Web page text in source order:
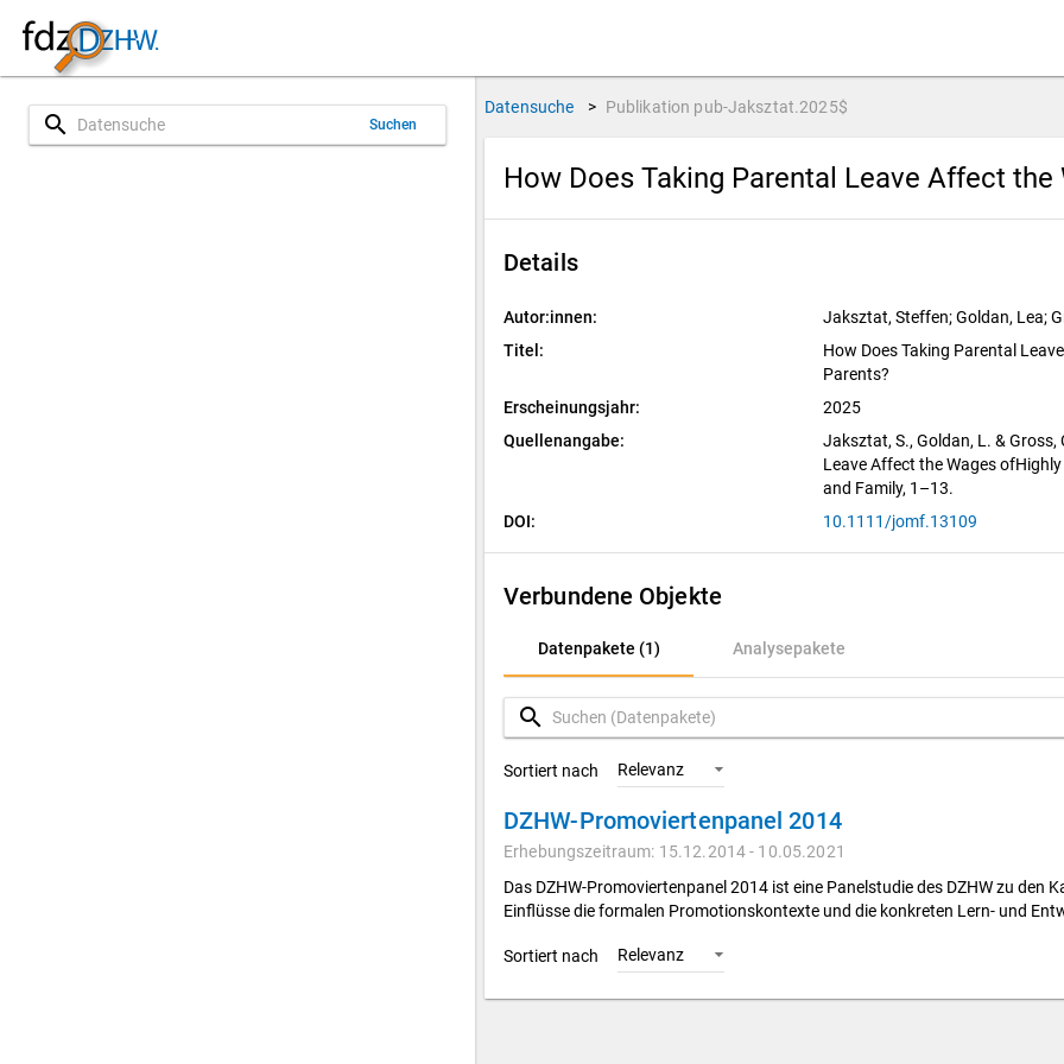
search Suchen
Datensuche > Publikation pub-Jaksztat.2025$
How Does Taking Parental Leave Affect
Details
Autor:innen:
Jaksztat, Steffen; Goldan, Lea;
Titel:
How Does Taking Parental
Parents?
Erscheinungsjahr:
2025
Quellenangabe:
Jaksztat, S., Goldan, L. & Gross,
Leave Affect the Wages
and Family, 1–13.
DOI:
10.1111/jomf.13109
Verbundene Objekte
Datenpakete (1) Analysepakete
Datenpakete (1)
Analysepakete
search
Sortiert nach Relevanz
DZHW-Promoviertenpanel 2014
Erhebungszeitraum: 15.12.2014 - 10.05.2021
Das DZHW-Promoviertenpanel 2014 ist eine Panelstudie des DZHW zu
Einflüsse die formalen Promotionskontexte und die konkreten Lern- und
Sortiert nach Relevanz